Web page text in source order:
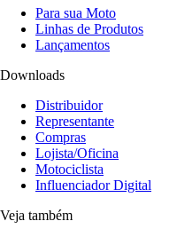
Para sua Moto
Linhas de Produtos
Lançamentos
Downloads
Distribuidor
Representante
Compras
Lojista/Oficina
Motociclista
Influenciador Digital
Veja também